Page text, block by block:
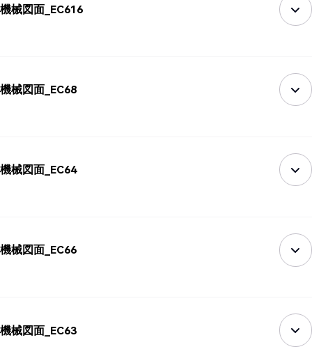
機械図面_EC616
機械図面_EC68
機械図面_EC64
機械図面_EC66
機械図面_EC63